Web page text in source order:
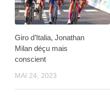
Giro d’Italia, Jonathan
Milan déçu mais
conscient
MAI 24, 2023